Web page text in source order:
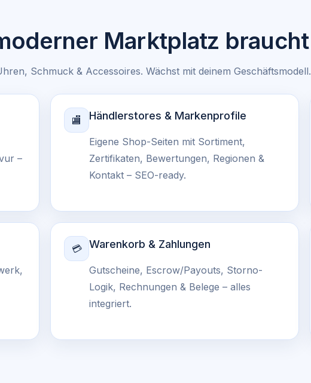
Marktplatz braucht
Schmuck & Accessoires. Wächst mit deinem Geschäftsmodell.
–
🏬 Händlerstores & Markenprofile
Eigene Shop-Seiten mit Sortiment,
Zertifikaten, Bewertungen, Regionen &
Kontakt – SEO-ready.
💳 Warenkorb & Zahlungen
Gutscheine, Escrow/Payouts, Storno-
Logik, Rechnungen & Belege – alles
integriert.